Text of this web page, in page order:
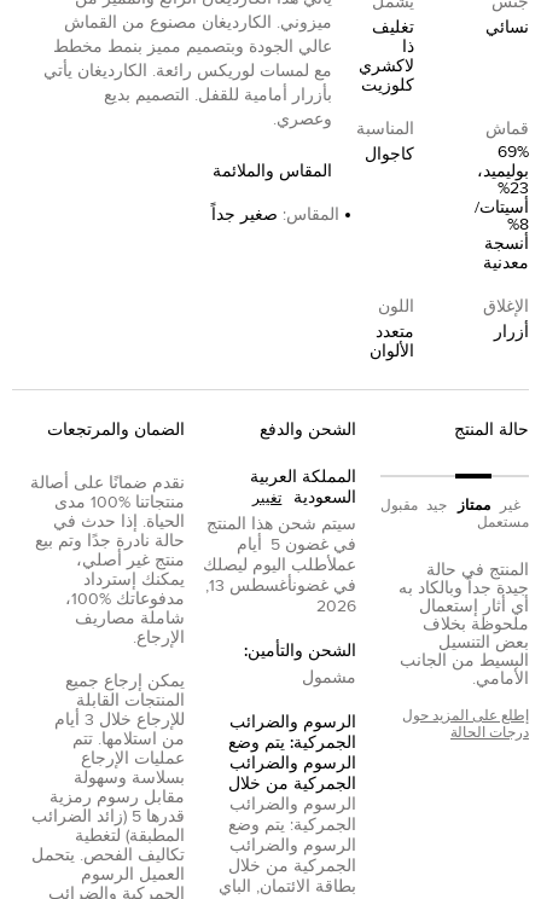
نسائي
تغليف
ذا
لاكشري
كلوزيت
قماش
69%
بوليميد،
23%
أسيتات/
8%
أنسجة
معدنية
المناسبة
كاجوال
الإغلاق
أزرار
اللون
متعدد
الألوان
ميزوني. الكارديغان مصنوع من القماش
عالي الجودة وبتصميم مميز بنمط مخطط
مع لمسات لوريكس رائعة. الكارديغان يأتي
بأزرار أمامية للقفل. التصميم بديع
وعصري.
المقاس والملائمة
المقاس: صغير جداً
حالة المنتج
غير
مستعمل
ممتاز جيد مقبول
المنتج في حالة
جيدة جداً وبالكاد به
أي أثار إستعمال
ملحوظة بخلاف
بعض التنسيل
البسيط من الجانب
الأمامي.
إطلع على المزيد حول
درجات الحالة
الشحن والدفع
المملكة العربية
السعودية
تغيير
سيتم شحن هذا المنتج
في غضون 5
أيام
عملأطلب اليوم ليصلك
في غضون
أغسطس 13,
2026
الشحن والتأمين:
مشمول
الرسوم والضرائب
الجمركية: يتم وضع
الرسوم والضرائب
الجمركية من خلال
الرسوم والضرائب
الجمركية: يتم وضع
الرسوم والضرائب
الجمركية من خلال
بطاقة الائتمان, الباي
الضمان والمرتجعات
نقدم ضمانًا على أصالة
منتجاتنا %100 مدى
الحياة. إذا حدث في
حالة نادرة جدًا وتم بيع
منتج غير أصلي،
يمكنك إسترداد
مدفوعاتك %100،
شاملة مصاريف
الإرجاع.
يمكن إرجاع جميع
المنتجات القابلة
للإرجاع خلال 3 أيام
من استلامها. تتم
عمليات الإرجاع
بسلاسة وسهولة
مقابل رسوم رمزية
قدرها 5 (زائد الضرائب
المطبقة) لتغطية
تكاليف الفحص. يتحمل
العميل الرسوم
الجمركية والضرائب